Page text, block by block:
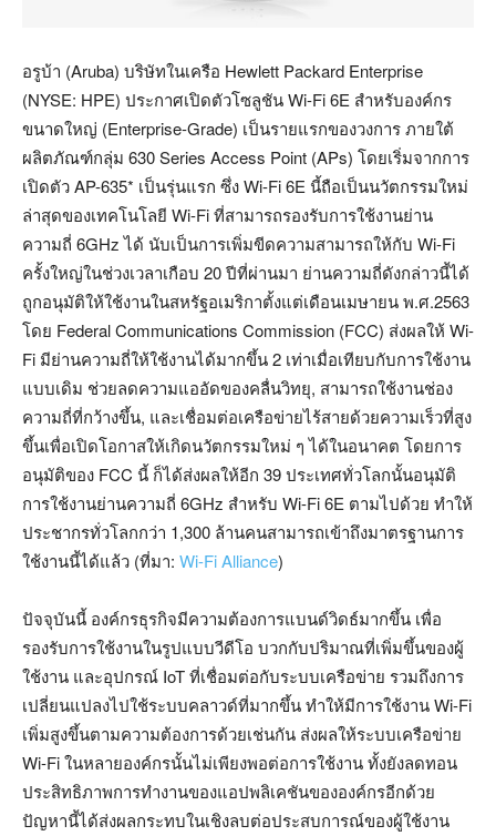
อรูบ้า (Aruba) บริษัทในเครือ Hewlett Packard Enterprise
(NYSE: HPE) ประกาศเปิดตัวโซลูชัน Wi-Fi 6E สำหรับองค์กร
ขนาดใหญ่ (Enterprise-Grade) เป็นรายแรกของวงการ ภายใต้
ผลิตภัณฑ์กลุ่ม 630 Series Access Point (APs) โดยเริ่มจากการ
เปิดตัว AP-635* เป็นรุ่นแรก ซึ่ง Wi-Fi 6E นี้ถือเป็นนวัตกรรมใหม่
ล่าสุดของเทคโนโลยี Wi-Fi ที่สามารถรองรับการใช้งานย่าน
ความถี่ 6GHz ได้ นับเป็นการเพิ่มขีดความสามารถให้กับ Wi-Fi
ครั้งใหญ่ในช่วงเวลาเกือบ 20 ปีที่ผ่านมา ย่านความถี่ดังกล่าวนี้ได้
ถูกอนุมัติให้ใช้งานในสหรัฐอเมริกาตั้งแต่เดือนเมษายน พ.ศ.2563
โดย Federal Communications Commission (FCC) ส่งผลให้ Wi-
Fi มีย่านความถี่ให้ใช้งานได้มากขึ้น 2 เท่าเมื่อเทียบกับการใช้งาน
แบบเดิม ช่วยลดความแออัดของคลื่นวิทยุ, สามารถใช้งานช่อง
ความถี่ที่กว้างขึ้น, และเชื่อมต่อเครือข่ายไร้สายด้วยความเร็วที่สูง
ขึ้นเพื่อเปิดโอกาสให้เกิดนวัตกรรมใหม่ ๆ ได้ในอนาคต โดยการ
อนุมัติของ FCC นี้ ก็ได้ส่งผลให้อีก 39 ประเทศทั่วโลกนั้นอนุมัติ
การใช้งานย่านความถี่ 6GHz สำหรับ Wi-Fi 6E ตามไปด้วย ทำให้
ประชากรทั่วโลกกว่า 1,300 ล้านคนสามารถเข้าถึงมาตรฐานการ
ใช้งานนี้ได้แล้ว (ที่มา: Wi-Fi Alliance)
ปัจจุบันนี้ องค์กรธุรกิจมีความต้องการแบนด์วิดธ์มากขึ้น เพื่อ
รองรับการใช้งานในรูปแบบวีดีโอ บวกกับปริมาณที่เพิ่มขึ้นของผู้
ใช้งาน และอุปกรณ์ IoT ที่เชื่อมต่อกับระบบเครือข่าย รวมถึงการ
เปลี่ยนแปลงไปใช้ระบบคลาวด์ที่มากขึ้น ทำให้มีการใช้งาน Wi-Fi
เพิ่มสูงขึ้นตามความต้องการด้วยเช่นกัน ส่งผลให้ระบบเครือข่าย
Wi-Fi ในหลายองค์กรนั้นไม่เพียงพอต่อการใช้งาน ทั้งยังลดทอน
ประสิทธิภาพการทำงานของแอปพลิเคชันขององค์กรอีกด้วย
ปัญหานี้ได้ส่งผลกระทบในเชิงลบต่อประสบการณ์ของผู้ใช้งาน